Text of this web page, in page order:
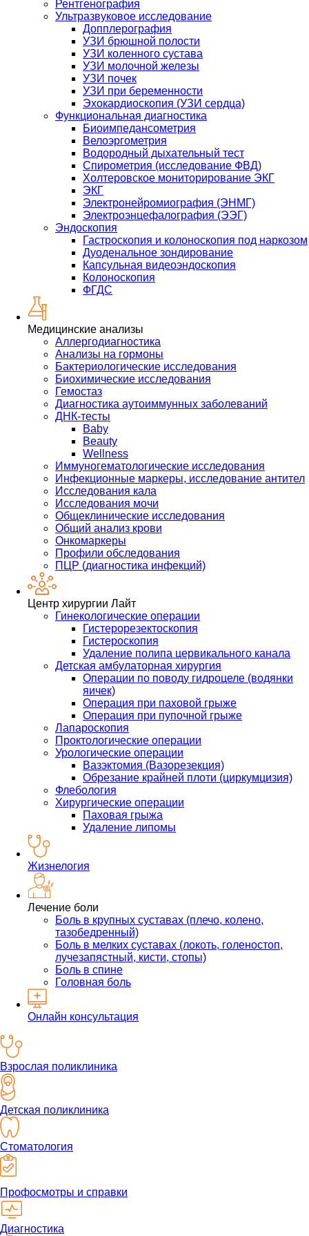
Рентгенография
Ультразвуковое исследование
Допплерография
УЗИ брюшной полости
УЗИ коленного сустава
УЗИ молочной железы
УЗИ почек
УЗИ при беременности
Эхокардиоскопия (УЗИ сердца)
Функциональная диагностика
Биоимпедансометрия
Велоэргометрия
Водородный дыхательный тест
Спирометрия (исследование ФВД)
Холтеровское мониторирование ЭКГ
ЭКГ
Электронейромиография (ЭНМГ)
Электроэнцефалография (ЭЭГ)
Эндоскопия
Гастроскопия и колоноскопия под наркозом
Дуоденальное зондирование
Капсульная видеоэндоскопия
Колоноскопия
ФГДС
Медицинские анализы
Аллергодиагностика
Анализы на гормоны
Бактериологические исследования
Биохимические исследования
Гемостаз
Диагностика аутоиммунных заболеваний
ДНК-тесты
Baby
Beauty
Wellness
Иммуногематологические исследования
Инфекционные маркеры, исследование антител
Исследования кала
Исследования мочи
Общеклинические исследования
Общий анализ крови
Онкомаркеры
Профили обследования
ПЦР (диагностика инфекций)
Центр хирургии Лайт
Гинекологические операции
Гистерорезектоскопия
Гистероскопия
Удаление полипа цервикального канала
Детская амбулаторная хирургия
Операции по поводу гидроцеле (водянки
яичек)
Операция при паховой грыже
Операция при пупочной грыже
Лапароскопия
Проктологические операции
Урологические операции
Вазэктомия (Вазорезекция)
Обрезание крайней плоти (циркумцизия)
Флебология
Хирургические операции
Паховая грыжа
Удаление липомы
Жизнелогия
Лечение боли
Боль в крупных суставах (плечо, колено,
тазобедренный)
Боль в мелких суставах (локоть, голеностоп,
лучезапястный, кисти, стопы)
Боль в спине
Головная боль
Онлайн консультация
Взрослая поликлиника
Детская поликлиника
Стоматология
Профосмотры и справки
Диагностика